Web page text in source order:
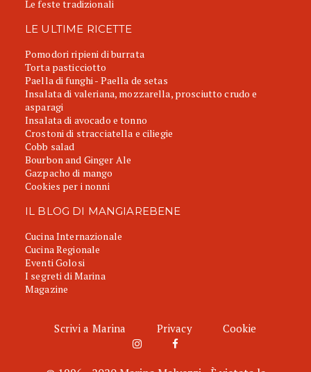
Le feste tradizionali
LE ULTIME RICETTE
Pomodori ripieni di burrata
Torta pasticciotto
Paella di funghi - Paella de setas
Insalata di valeriana, mozzarella, prosciutto crudo e
asparagi
Insalata di avocado e tonno
Crostoni di stracciatella e ciliegie
Cobb salad
Bourbon and Ginger Ale
Gazpacho di mango
Cookies per i nonni
IL BLOG DI MANGIAREBENE
Cucina Internazionale
Cucina Regionale
Eventi Golosi
I segreti di Marina
Magazine
Scrivi a Marina Privacy Cookie